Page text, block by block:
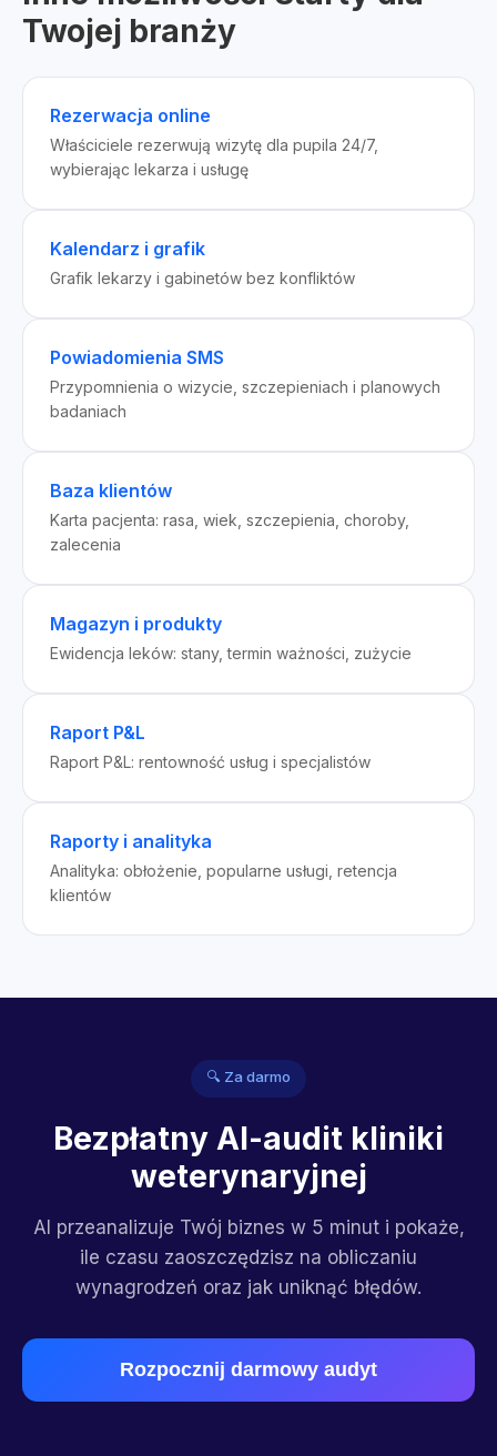
Twojej branży
Rezerwacja online
Właściciele rezerwują wizytę dla pupila 24/7,
wybierając lekarza i usługę
Kalendarz i grafik
Grafik lekarzy i gabinetów bez konfliktów
Powiadomienia SMS
Przypomnienia o wizycie, szczepieniach i planowych
badaniach
Baza klientów
Karta pacjenta: rasa, wiek, szczepienia, choroby,
zalecenia
Magazyn i produkty
Ewidencja leków: stany, termin ważności, zużycie
Raport P&L
Raport P&L: rentowność usług i specjalistów
Raporty i analityka
Analityka: obłożenie, popularne usługi, retencja
klientów
🔍 Za darmo
Bezpłatny AI-audit kliniki
weterynaryjnej
AI przeanalizuje Twój biznes w 5 minut i pokaże,
ile czasu zaoszczędzisz na obliczaniu
wynagrodzeń oraz jak uniknąć błędów.
Rozpocznij darmowy audyt